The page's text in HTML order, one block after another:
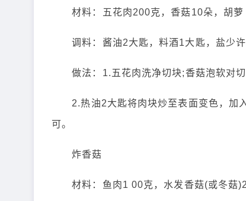
材料：五花肉200克，香菇10朵，胡萝
调料：酱油2大匙，料酒1大匙，盐少许
做法：1.五花肉洗净切块;香菇泡软对切;
2.热油2大匙将肉块炒至表面变色，加入
可。
炸香菇
材料：鱼肉1 00克，水发香菇(或冬菇